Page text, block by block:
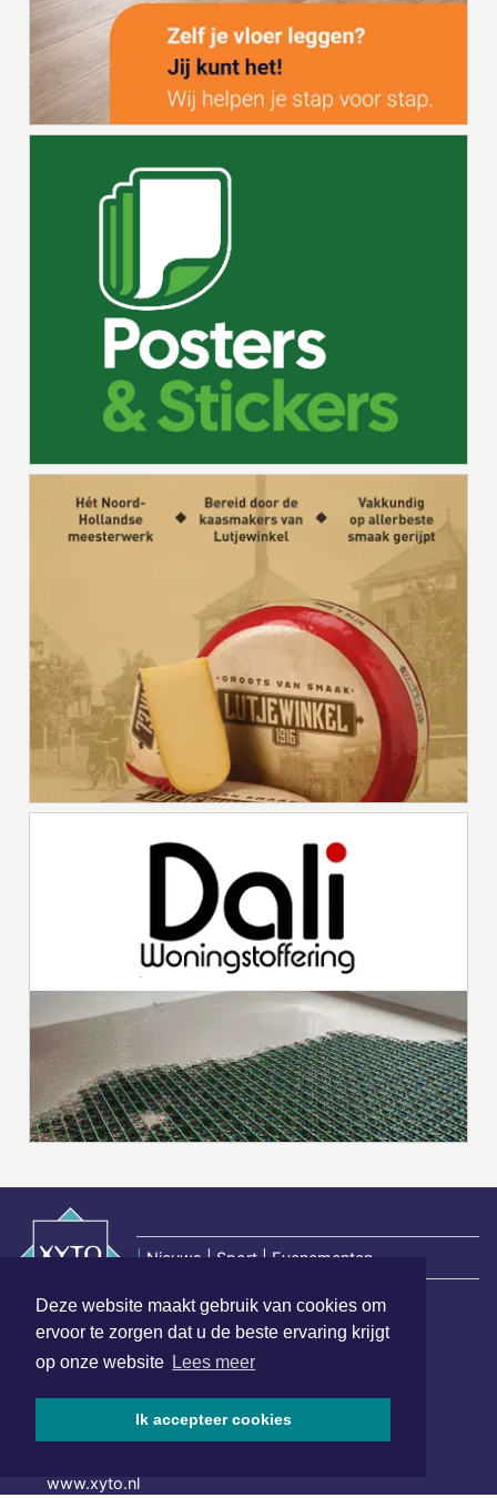
Deze website maakt gebruik van cookies om
ervoor te zorgen dat u de beste ervaring krijgt
op onze website Lees meer
Ik accepteer cookies
| Nieuws | Sport | Evenementen
Hoofdvestiging:
van Benthuizenlaan 1
072 8200 600
www.xyto.nl